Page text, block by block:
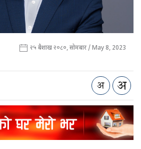
२५ बैशाख २०८०, सोमबार / May 8, 2023